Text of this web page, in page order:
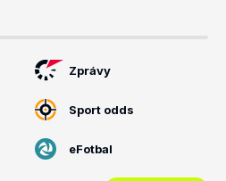
Zprávy
Sport odds
eFotbal